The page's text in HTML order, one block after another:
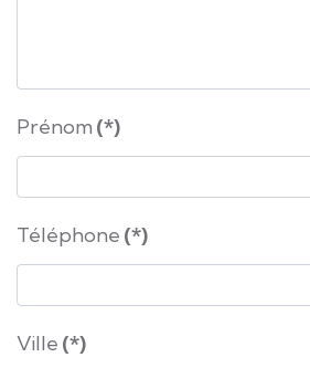
Prénom (*)
Téléphone (*)
Ville (*)